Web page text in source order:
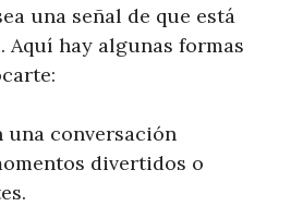
una señal de que está
Aquí hay algunas formas
una conversación
divertidos o